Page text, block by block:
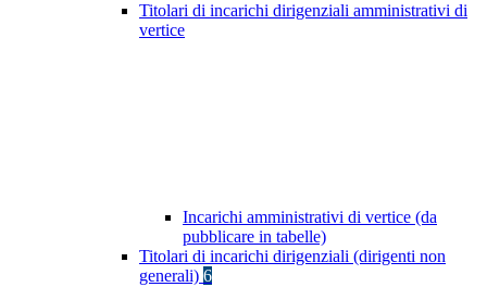
Titolari di incarichi dirigenziali amministrativi di
vertice
Incarichi amministrativi di vertice (da
pubblicare in tabelle)
Titolari di incarichi dirigenziali (dirigenti non
generali) 6